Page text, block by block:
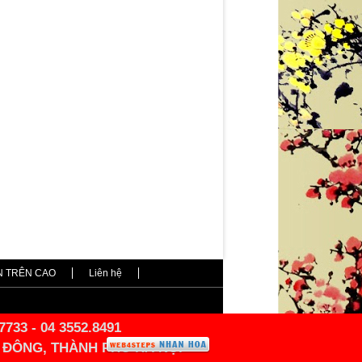
TRÊN CAO Liên hệ
- 04 3552.8491
THÀNH PHỐ HÀ NỘI